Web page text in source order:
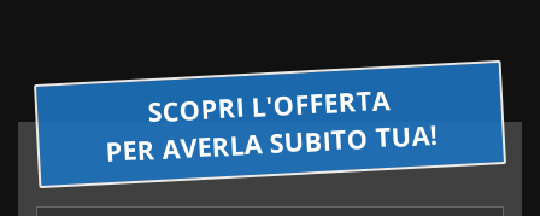
SCOPRI L'OFFERTA
PER AVERLA SUBITO TUA!
in
qualsiasi
momento.